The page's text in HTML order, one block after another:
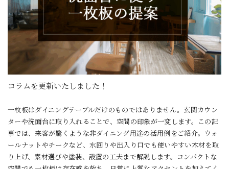
コラムを更新いたしました！
一枚板はダイニングテーブルだけのものではありません。玄関カウン
ターや洗面台に取り入れることで、空間の印象が一変します。この記
事では、来客が驚くような非ダイニング用途の活用例をご紹介。ウォ
ールナットやチークなど、水回りや出入り口でも使いやすい木材を取
り上げ、素材選びや塗装、設置の工夫まで解説します。コンパクトな